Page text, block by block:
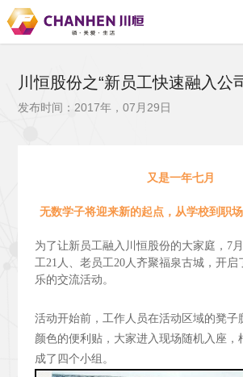
川恒股份之“新员工快速融入公
发布时间：2017年，07月29日
又是一年七月
无数学子将迎来新的起点，从学校到职场
为了让新员工融入川恒股份的大家庭，7
工21人、老员工20人齐聚福泉古城，开启
乐的交流活动。
活动开始前，工作人员在活动区域的凳子
颜色的便利贴，大家进入现场随机入座，
成了四个小组。